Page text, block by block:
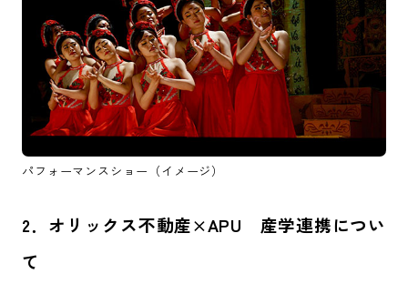
パフォーマンスショー（イメージ）
2．オリックス不動産×APU 産学連携につい
て